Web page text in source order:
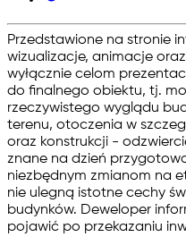
Przedstawione na stronie
wizualizacje, animacje
wyłącznie celom
do finalnego obiektu, tj.
rzeczywistego wyglądu
terenu, otoczenia w
oraz konstrukcji -
znane na dzień
niezbędnym zmianom na
nie ulegną istotne cechy
budynków. Deweloper
pojawić po przekazaniu